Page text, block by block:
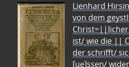
Lienhard
von dem
ist/ wie die ||
der schrifft/
[ue]ssen/